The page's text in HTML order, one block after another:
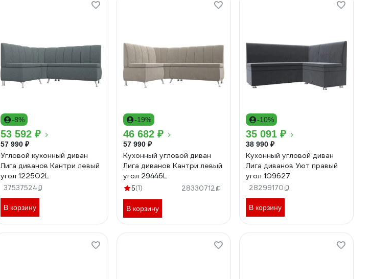
-8%
53 592 ₽
57 990 ₽
Угловой кухонный диван
Лига диванов Кантри левый
угол 122502L
37537524
В корзину
-19%
46 682 ₽
57 990 ₽
Кухонный угловой диван
Лига диванов Кантри левый
угол 29446L
5(1) 28330712
В корзину
-10%
35 091 ₽
38 990 ₽
Кухонный угловой диван
Лига диванов Уют правый
угол 109627
28299170
В корзину